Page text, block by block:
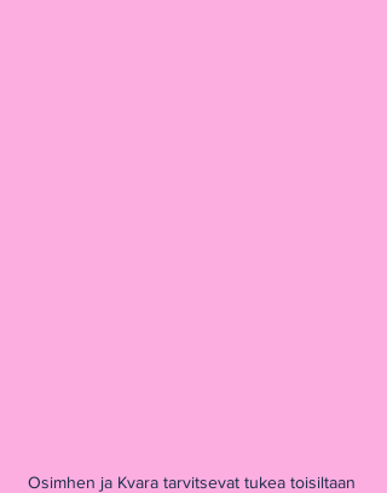
Osimhen ja Kvara tarvitsevat tukea toisiltaan